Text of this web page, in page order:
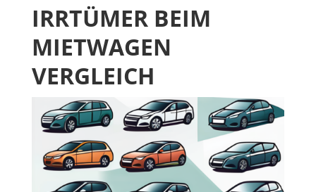
IRRTÜMER BEIM
MIETWAGEN
VERGLEICH